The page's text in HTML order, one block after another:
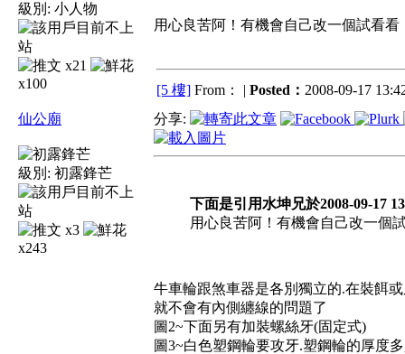
級別: 小人物
x21
x100
用心良苦阿！有機會自己改一個試看
[5 樓] From： | Posted： 2008-09-17
仙公廟
級別: 初露鋒芒
x3
x243
分享:
下面是引用水坤兄於2008-09-17
用心良苦阿！有機會自己改一個
牛車輪跟煞車器是各別獨立的.在裝餌
就不會有內側纏線的問題了
圖2~下面另有加裝螺絲牙(固定式)
圖3~白色塑鋼輪要攻牙.塑鋼輪的厚度